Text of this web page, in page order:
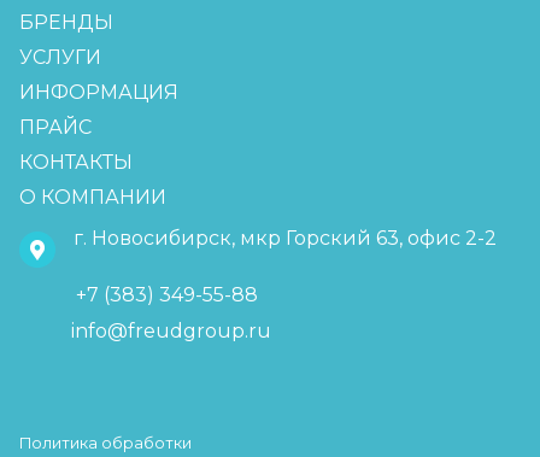
БРЕНДЫ
УСЛУГИ
ИНФОРМАЦИЯ
ПРАЙС
КОНТАКТЫ
О КОМПАНИИ
г. Новосибирск, мкр Горский 63, офис 2-2
+7 (383) 349-55-88
info@freudgroup.ru
Политика обработки